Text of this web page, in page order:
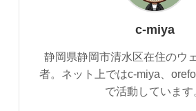
c-miya
静岡県静岡市清水区在住のウ
者。ネット上ではc-miya、
で活動しています